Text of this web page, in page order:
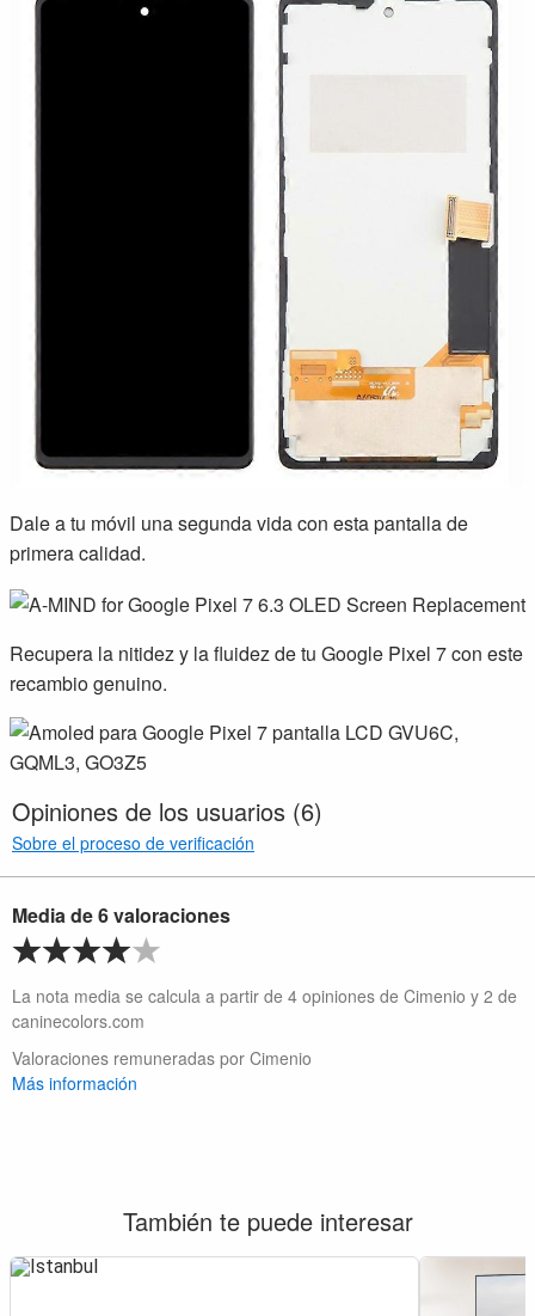
Dale a tu móvil una segunda vida con esta pantalla de
primera calidad.
Recupera la nitidez y la fluidez de tu Google Pixel 7 con este
recambio genuino.
Opiniones de los usuarios (6)
Sobre el proceso de verificación
Media de 6 valoraciones
La nota media se calcula a partir de 4 opiniones de Cimenio y 2 de
caninecolors.com
Valoraciones remuneradas por Cimenio
Más información
También te puede interesar